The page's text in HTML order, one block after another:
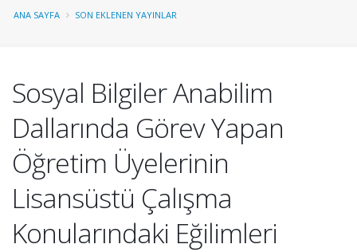
ANA SAYFA SON EKLENEN YAYINLAR
Sosyal Bilgiler Anabilim
Dallarında Görev Yapan
Öğretim Üyelerinin
Lisansüstü Çalışma
Konularındaki Eğilimleri